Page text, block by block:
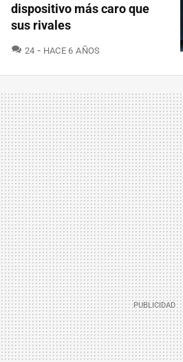
dispositivo más caro que
sus rivales
24 COMENTARIOS
HACE 6 AÑOS